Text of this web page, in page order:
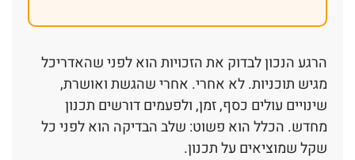
הרגע הנכון לבדוק את הזכויות הוא לפני שהאדריכל
מגיש תוכניות. לא אחרי. אחרי שהגשת ואושרת,
שינויים עולים כסף, זמן, ולפעמים דורשים תכנון
מחדש. הכלל הוא פשוט: שלב הבדיקה הוא לפני כל
שקל שמוציאים על תכנון.